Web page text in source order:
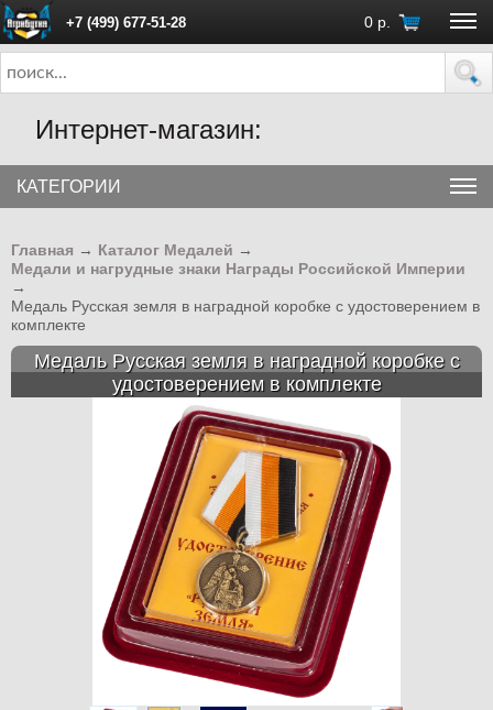
+7 (499) 677-51-28 0 р.
ПН - ПТ с 10:00 до 18:00 (Москва)
Интернет-магазин:
КАТЕГОРИИ
Главная → Каталог Медалей →
Медали и нагрудные знаки Награды Российской Империи
→
Медаль Русская земля в наградной коробке с удостоверением в
комплекте
Медаль Русская земля в наградной коробке с
удостоверением в комплекте